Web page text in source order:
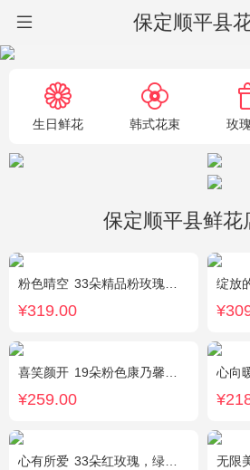
保定顺平县
生日鲜花 韩式花束 玫
保定顺平县鲜花
粉色晴空 33朵精品粉玫瑰，外围搭配石竹梅围绕。
¥319.00
绽放
喜笑颜开 19朵粉色康乃馨，2枝多头白百合，满天星、绿叶搭配
¥259.00
心向
心有所爱 33朵红玫瑰，绿叶搭配 无限